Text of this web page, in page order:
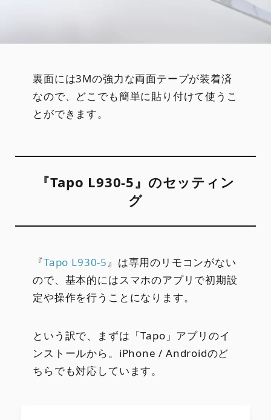
裏面には3Mの強力な両面テープが装着済
なので、どこでも簡単に貼り付けて使うこ
とができます。
『Tapo L930-5』のセッティン
グ
『Tapo L930-5』は専用のリモコンがない
ので、基本的にはスマホのアプリで初期設
定や操作を行うことになります。
という訳で、まずは「Tapo」アプリのイ
ンストールから。iPhone / Androidのど
ちらでも対応しています。